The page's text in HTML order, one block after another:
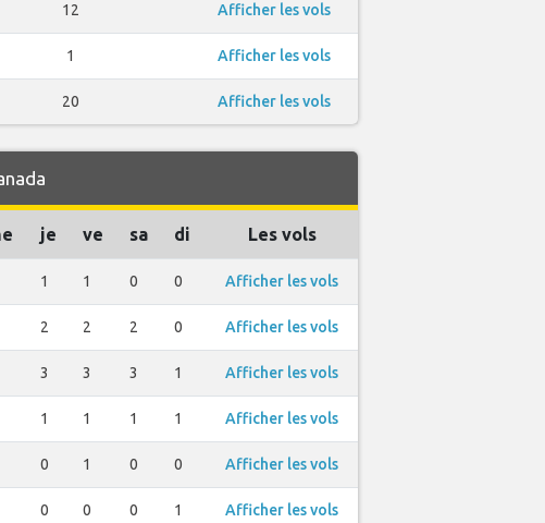
12 Afficher les vols
1 Afficher les vols
20 Afficher les vols
je ve sa di Les vols
1 1 0 0 Afficher les vols
2 2 2 0 Afficher les vols
3 3 3 1 Afficher les vols
1 1 1 1 Afficher les vols
0 1 0 0 Afficher les vols
0 0 0 1 Afficher les vols